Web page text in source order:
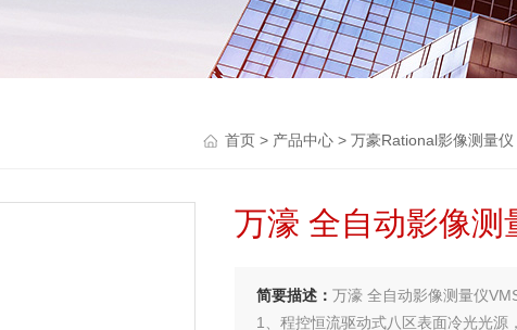
首页 > 产品中心 > 万豪Rational影像测量仪
万濠 全自动影像
简要描述： 万濠 全自动影像测量仪
1、程控恒流驱动式八区表面冷光光源